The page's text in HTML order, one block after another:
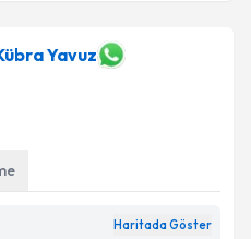
Yavuz
Haritada Göster